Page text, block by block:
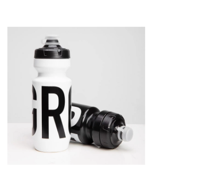
1. Thu thập thông tin cá nhân